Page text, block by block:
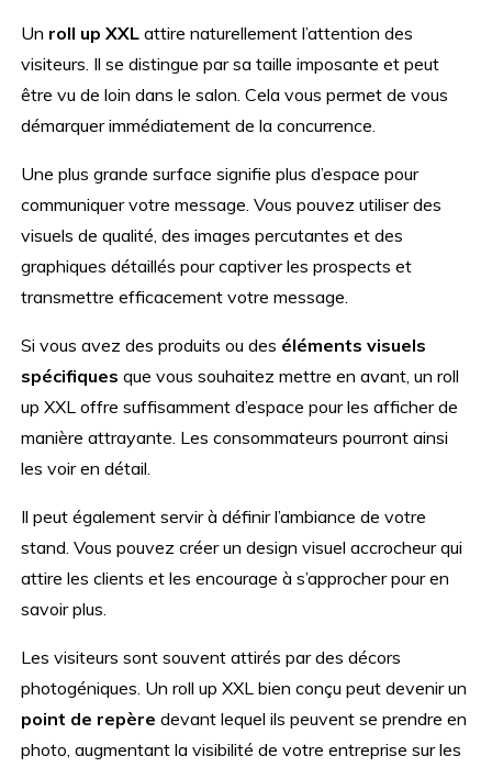
Un roll up XXL attire naturellement l’attention des
visiteurs. Il se distingue par sa taille imposante et peut
être vu de loin dans le salon. Cela vous permet de vous
démarquer immédiatement de la concurrence.
Une plus grande surface signifie plus d’espace pour
communiquer votre message. Vous pouvez utiliser des
visuels de qualité, des images percutantes et des
graphiques détaillés pour captiver les prospects et
transmettre efficacement votre message.
Si vous avez des produits ou des éléments visuels
spécifiques que vous souhaitez mettre en avant, un roll
up XXL offre suffisamment d’espace pour les afficher de
manière attrayante. Les consommateurs pourront ainsi
les voir en détail.
Il peut également servir à définir l’ambiance de votre
stand. Vous pouvez créer un design visuel accrocheur qui
attire les clients et les encourage à s’approcher pour en
savoir plus.
Les visiteurs sont souvent attirés par des décors
photogéniques. Un roll up XXL bien conçu peut devenir un
point de repère devant lequel ils peuvent se prendre en
photo, augmentant la visibilité de votre entreprise sur les